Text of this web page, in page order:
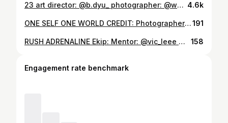
23 art director: @b.dyu_ photographer: @wangderland.folio stylist: @irenesitis @tragnpham retoucher: Tri Nguyen stylist assistant @baoanhttran wardrobe: @tatichu_beyoung @jealoushouse.official accessories: @im.lennheii mua & hair: @meomoe._ 4.6k
ONE SELF ONE WORLD CREDIT: Photographer @huynguyenn.duc Art director @heylihihi @duognnnn Model @zam_dy Stylist @irenesitis Stylist assistant @triii.iiii Fashion @haotawg @thaivanminhieu Footwear @roostslides @worn2times Wardrobe support @linhvicc Makeup artist @sweetie_choco92 Hair @au5251 Photo assistant @bachvu.ng Layout @minhvqn191
RUSH ADRENALINE Ekip: Mentor: @vic_leee @ducngostudio Art director: @heylihihi Photo: @huynguyenn.duc Stylist : @tragnpham @irenesitis M.U.A: @tydee.ngn @yunnymakeup Producer: @uathannhanloai Model: @mod.managementvn @fellini.rose @kieu.uuuu @kaibro_km Stylist Assistant : @saophoebe Fashion : @ducstudio_official , @outofsight.lab , @lace.thelabel , @ngchaaa @vyy_bui Wardrobe Support : Duc Ngo, Noah Oanh Thuc, Thuy Duong, Lan Nhi, Fuong Thao, Gnien Vintage, Minh Châu 158
Engagement rate benchmark